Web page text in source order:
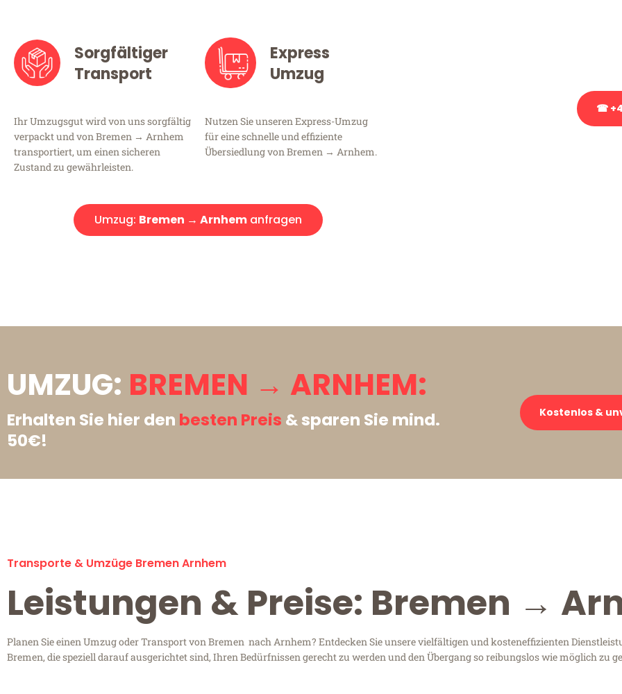
Sorgfältiger
Transport
Ihr Umzugsgut wird von uns sorgfältig
verpackt und von Bremen → Arnhem
transportiert, um einen sicheren
Zustand zu gewährleisten.
Express
Umzug
Nutzen Sie unseren Express-Umzug
für eine schnelle und effiziente
Übersiedlung von Bremen → Arnhem.
Umzug: Bremen → Arnhemanfragen
☎
UMZUG: BREMEN → ARNHEM:
Erhalten Sie hier den besten Preis & sparen Sie mind.
50€!
Kostenlos &
Transporte & Umzüge Bremen Arnhem
Leistungen & Preise: Bremen →
Planen Sie einen Umzug oder Transport von Bremen nach Arnhem? Entdecken Sie unsere vielfältigen und kosteneffizienten
Bremen, die speziell darauf ausgerichtet sind, Ihren Bedürfnissen gerecht zu werden und den Übergang so reibungslos wie möglich zu